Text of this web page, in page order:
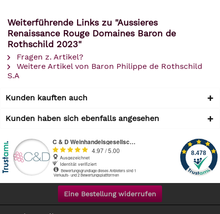
Weiterführende Links zu "Aussieres
Renaissance Rouge Domaines Baron de
Rothschild 2023"
Fragen z. Artikel?
Weitere Artikel von Baron Philippe de Rothschild
S.A
Kunden kauften auch
Kunden haben sich ebenfalls angesehen
Eine Bestellung widerrufen